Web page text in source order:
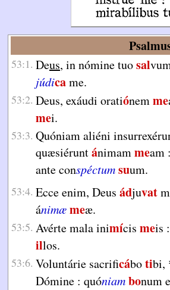
53:1. Deus, in nómine tuosal
júdicame.
53:2. Deus, exáudi oratiónemme
mei.
53:3. Quóniam aliéni
quæsiéruntánimammeam :
ante conspéctumsuum.
53:4. Ecce enim, Deus ádjuvat
ánimæmeæ.
53:5. Avérte mala inimícis meis :
illos.
53:6. Voluntárie sacrificábotibi,
Dómine : quóniambonum